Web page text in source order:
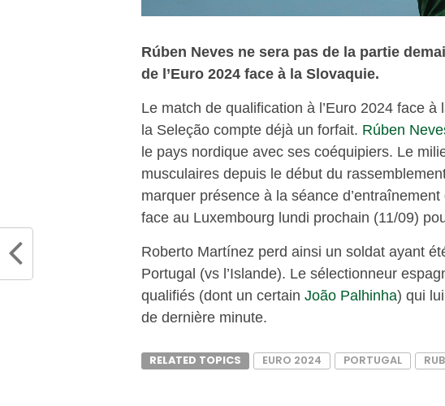
Rúben Neves ne sera pas de la partie
de l’Euro 2024 face à la Slovaquie.
Le match de qualification à l’Euro 2024 face
la Seleção compte déjà un forfait. Rúben
le pays nordique avec ses coéquipiers. Le
musculaires depuis le début du
marquer présence à la séance
face au Luxembourg lundi prochain (11/09)
Roberto Martínez perd ainsi un soldat ayant
Portugal (vs l’Islande). Le sélectionneur
qualifiés (dont un certain João Palhinha) qui
de dernière minute.
RELATED TOPICS EURO 2024 PORTUGAL